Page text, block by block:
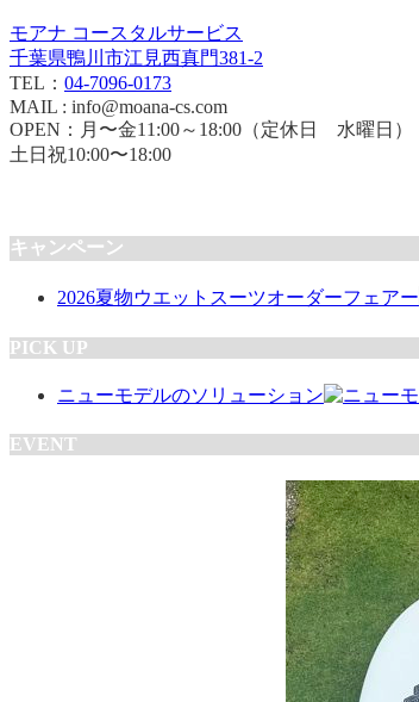
モアナ コースタルサービス
千葉県鴨川市江見西真門381-2
TEL： 04-7096-0173
MAIL : info@moana-cs.com
OPEN：月〜金11:00～18:00（定休日 水曜日）
土日祝10:00〜18:00
キャンペーン
2026夏物ウエットスーツオーダーフェアー
PICK UP
ニューモデルのソリューション
EVENT